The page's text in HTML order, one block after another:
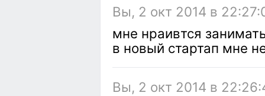
Вы, 2 окт 2014 в
мне нраивтся
в новый стартап мне
Вы, 2 окт 2014 в